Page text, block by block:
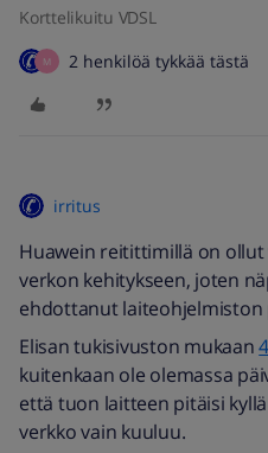
Korttelikuitu VDSL
M 2 henkilöä tykkää tästä
irritus
Huawein reitittimillä on ollut
verkon kehitykseen, joten
ehdottanut laiteohjelmiston
Elisan tukisivuston mukaan
kuitenkaan ole olemassa
että tuon laitteen pitäisi
verkko vain kuuluu.